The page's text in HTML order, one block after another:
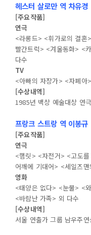
헤스터 살로만 역 차유경
[주요작품]
연극
<라롱드> <휘가로의 결
빨간트럭> <겨울동화> <
다수
TV
<아빠의 자장가> <자폐아
[수상내역]
1985년 백상 예술대상 연
프랑크 스트랑 역 이봉규
[주요작품]
연극
<햄릿> <자전거> <고도
어깨에 기대어> <세일즈
영화
<태양은 없다> <눈물> <
<바람난 가족> 외 다수
[수상내역]
서울 연출가 그룹 남우주